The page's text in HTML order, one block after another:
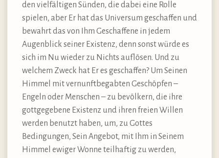
den vielfältigen Sünden, die dabei eine Rolle
spielen, aber Er hat das Universum geschaffen und
bewahrt das von Ihm Geschaffene in jedem
Augenblick seiner Existenz, denn sonst würde es
sich im Nu wieder zu Nichts auflösen. Und zu
welchem Zweck hat Er es geschaffen? Um Seinen
Himmel mit vernunftbegabten Geschöpfen –
Engeln oder Menschen – zu bevölkern, die ihre
gottgegebene Existenz und ihren freien Willen
werden benutzt haben, um, zu Gottes
Bedingungen, Sein Angebot, mit Ihm in Seinem
Himmel ewiger Wonne teilhaftig zu werden,